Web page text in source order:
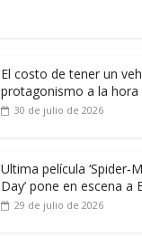
El costo de tener un
protagonismo a la hora
30 de julio de 2026
Ultima película
Day’ pone en escena a
29 de julio de 2026